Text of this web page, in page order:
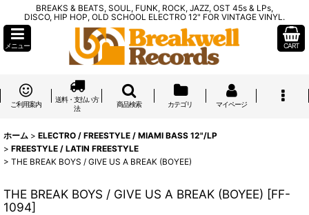
BREAKS & BEATS, SOUL, FUNK, ROCK, JAZZ, OST 45s & LPs,
DISCO, HIP HOP, OLD SCHOOL ELECTRO 12" FOR VINTAGE VINYL.
メニュー CART
ご利用案内
送料・支払い方
法
商品検索 カテゴリ マイページ
ホーム > ELECTRO / FREESTYLE / MIAMI BASS 12"/LP
> FREESTYLE / LATIN FREESTYLE
> THE BREAK BOYS / GIVE US A BREAK (BOYEE)
THE BREAK BOYS / GIVE US A BREAK (BOYEE) [FF-
1094]